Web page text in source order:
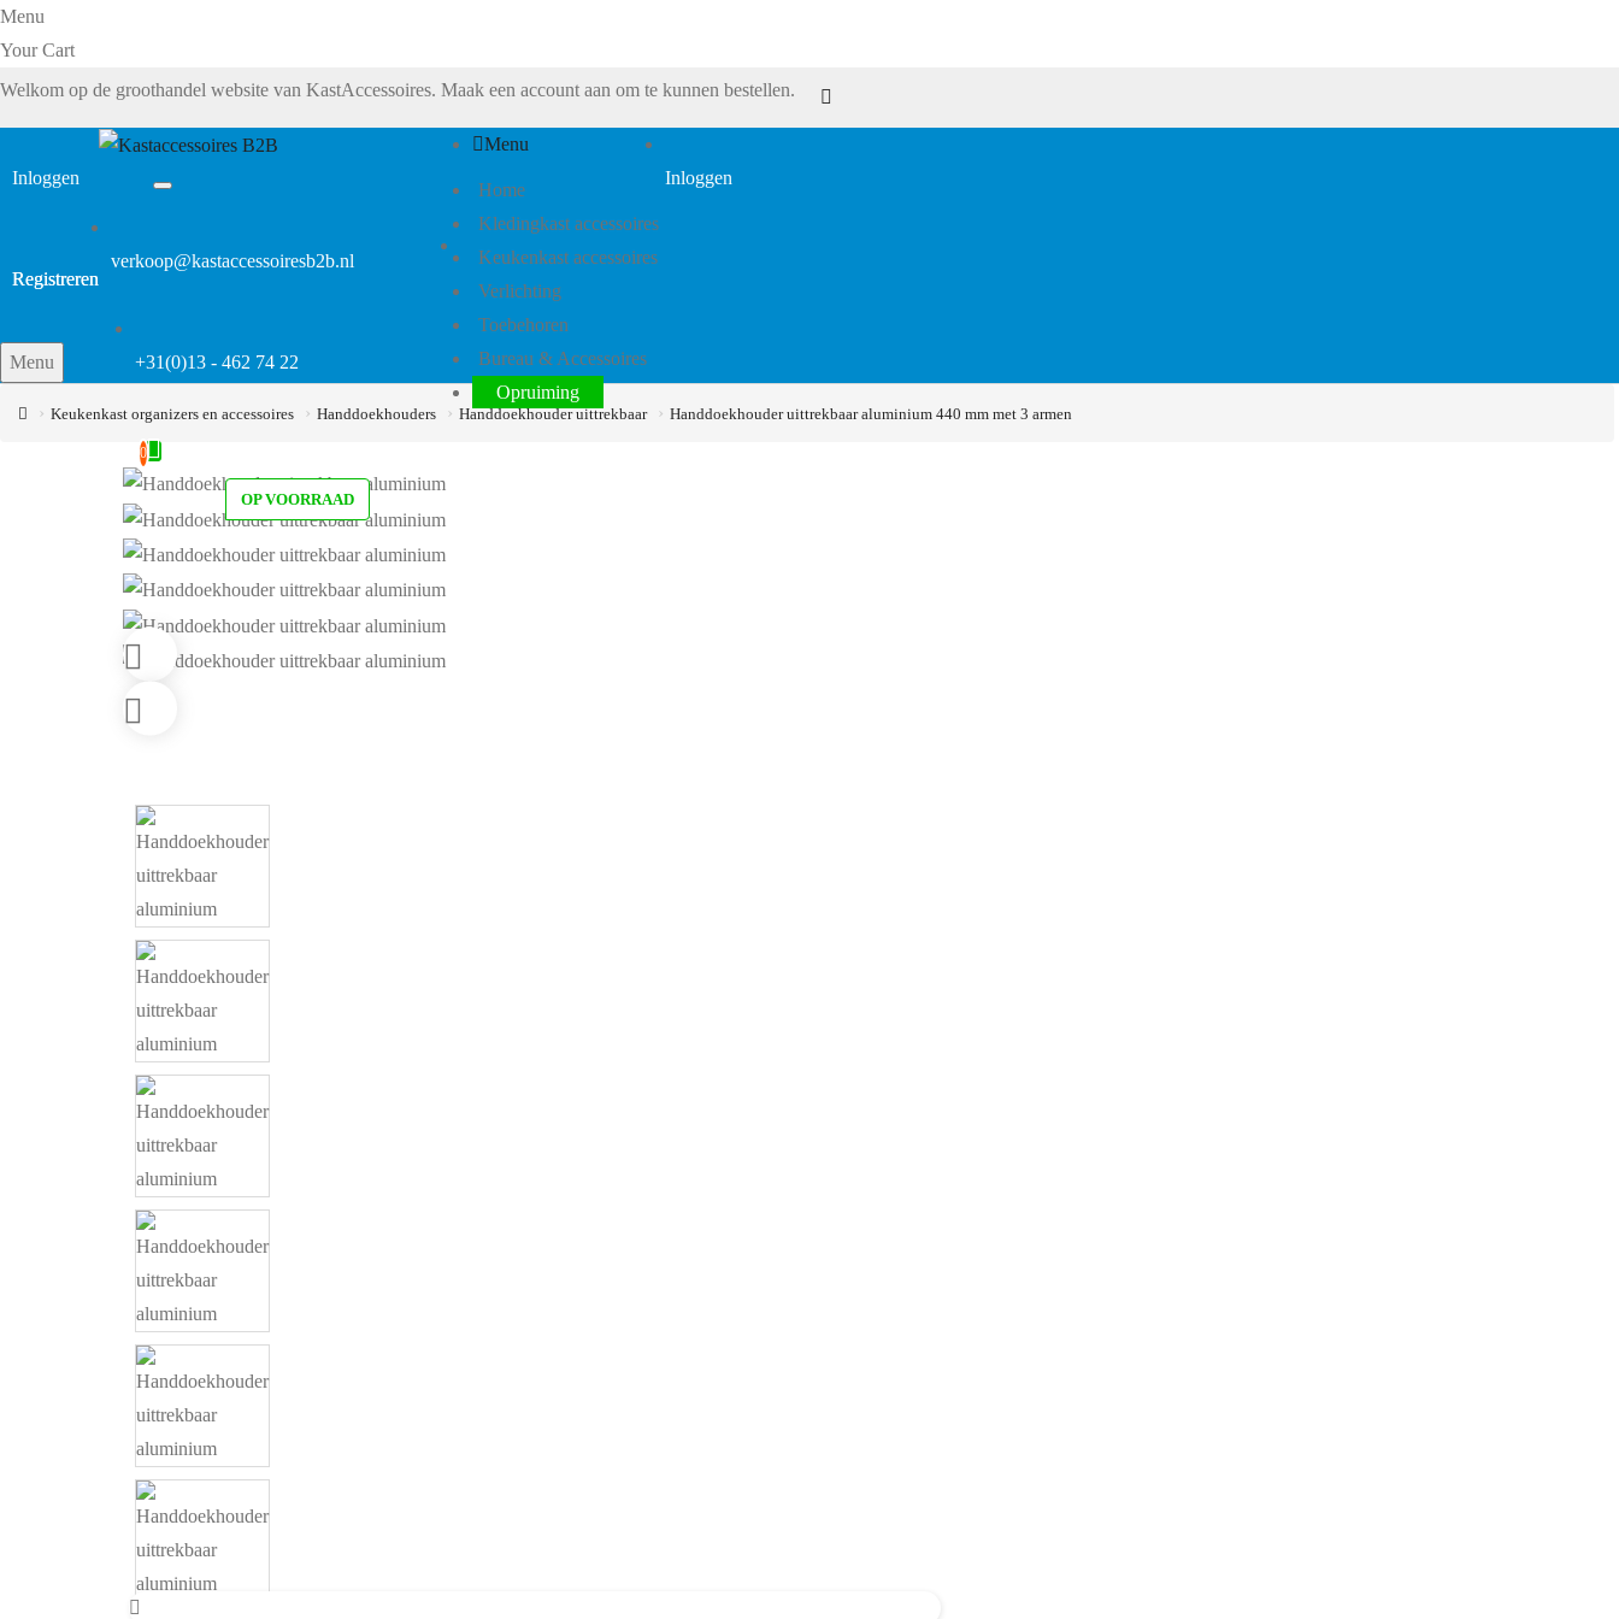
Menu
Your Cart
Welkom op de groothandel website van KastAccessoires. Maak een account aan om te kunnen bestellen.
Inloggen
Registreren
verkoop@kastaccessoiresb2b.nl
+31(0)13 - 462 74 22
0
Menu
Home
Kledingkast accessoires
Keukenkast accessoires
Verlichting
Toebehoren
Bureau & Accessoires
Opruiming
Inloggen
Registreren
Menu
Keukenkast organizers en accessoires Handdoekhouders Handdoekhouder uittrekbaar Handdoekhouder uittrekbaar aluminium 440 mm met 3 armen
OP VOORRAAD